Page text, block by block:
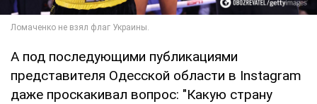
А под последующими публикациями
представителя Одесской области в Instagram
даже проскакивал вопрос: "Какую страну